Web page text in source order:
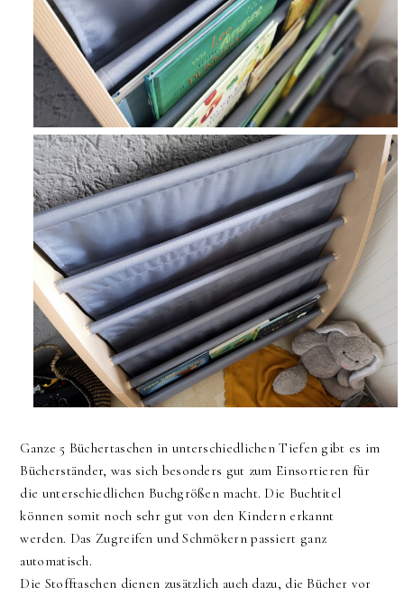
Ganze 5 Büchertaschen in unterschiedlichen Tiefen gibt es im
Bücherständer, was sich besonders gut zum Einsortieren für
die unterschiedlichen Buchgrößen macht. Die Buchtitel
können somit noch sehr gut von den Kindern erkannt
werden. Das Zugreifen und Schmökern passiert ganz
automatisch.
Die Stofftaschen dienen zusätzlich auch dazu, die Bücher vor